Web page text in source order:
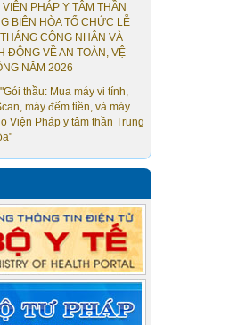
PHÁP Y TÂM THẦN
BIÊN HÒA TỔ CHỨC LỄ
CÔNG NHÂN VÀ
ĐỘNG VỀ AN TOÀN, VỆ
NĂM 2026
thầu: Mua máy vi tính,
máy đếm tiền, và máy
Viện Pháp y tâm thần Trung